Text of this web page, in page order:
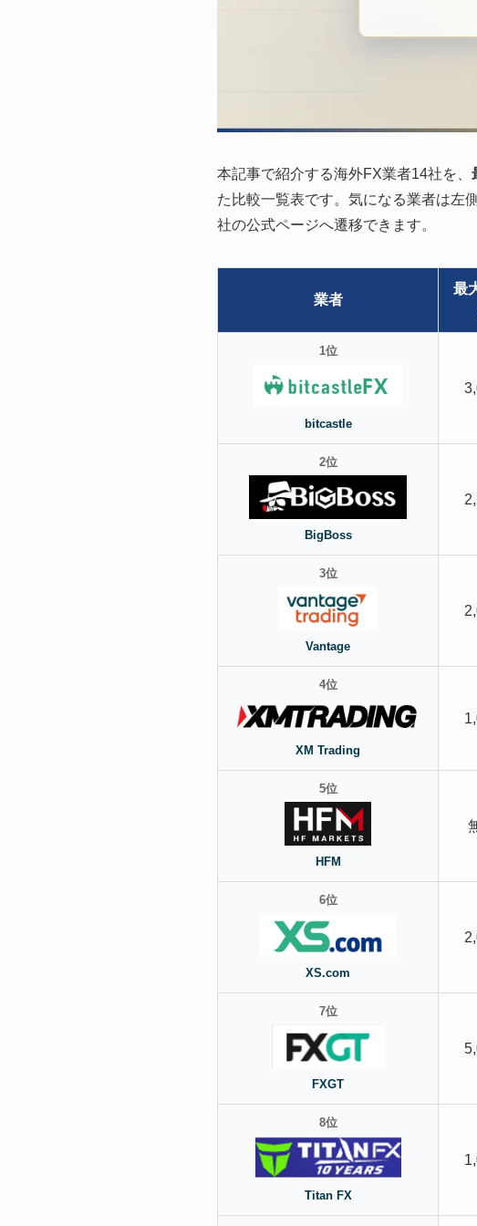
本記事で紹介する海外FX業者14社を、
た比較一覧表です。気になる業者は左
社の公式ページへ遷移できます。
業者
最
1位
bitcastle
2位
BigBoss
3位
Vantage
4位
XM Trading
5位
HFM
6位
XS.com
7位
FXGT
8位
Titan FX